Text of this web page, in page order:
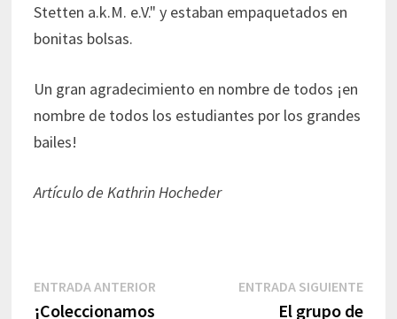
Stetten a.k.M. e.V." y estaban empaquetados en
bonitas bolsas.
Un gran agradecimiento en nombre de todos ¡en
nombre de todos los estudiantes por los grandes
bailes!
Artículo de Kathrin Hocheder
Navegación
ENTRADA ANTERIOREntrada
¡Coleccionamos
ENTRADA SIGUIENTE
El grupo de